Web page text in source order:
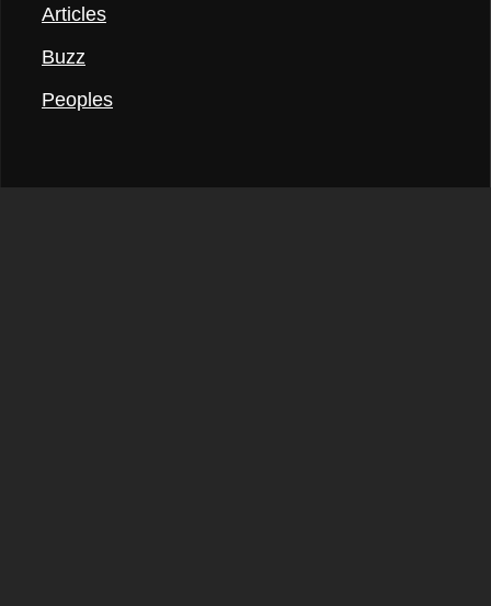
Articles
Buzz
Peoples